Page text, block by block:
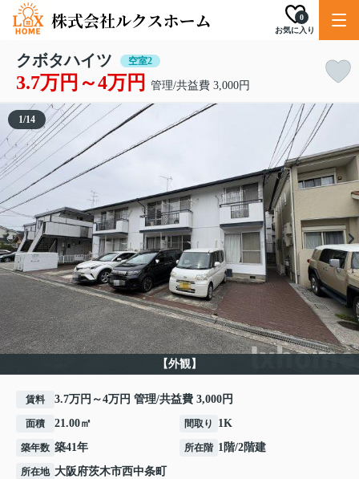
お気に入り
0
クボタハイツ 空室2
3.7万円～4万円 管理/共益費 3,000円
【外観】
1/14
賃料 3.7万円～4万円 管理/共益費 3,000円
面積 21.00㎡ 間取り 1K
築年数 築41年 所在階 1階/2階建
所在地 大阪府茨木市西中条町